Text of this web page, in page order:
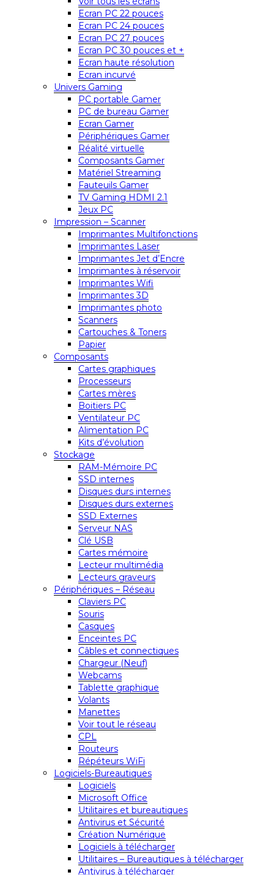
Ecran PC 22 pouces
Ecran PC 24 pouces
Ecran PC 27 pouces
Ecran PC 30 pouces et +
Ecran haute résolution
Ecran incurvé
Univers Gaming
PC portable Gamer
PC de bureau Gamer
Ecran Gamer
Périphériques Gamer
Réalité virtuelle
Composants Gamer
Matériel Streaming
Fauteuils Gamer
TV Gaming HDMI 2.1
Jeux PC
Impression – Scanner
Imprimantes Multifonctions
Imprimantes Laser
Imprimantes Jet d’Encre
Imprimantes à réservoir
Imprimantes Wifi
Imprimantes 3D
Imprimantes photo
Scanners
Cartouches & Toners
Papier
Composants
Cartes graphiques
Processeurs
Cartes mères
Boitiers PC
Ventilateur PC
Alimentation PC
Kits d’évolution
Stockage
RAM-Mémoire PC
SSD internes
Disques durs internes
Disques durs externes
SSD Externes
Serveur NAS
Clé USB
Cartes mémoire
Lecteur multimédia
Lecteurs graveurs
Périphériques – Réseau
Claviers PC
Souris
Casques
Enceintes PC
Câbles et connectiques
Chargeur (Neuf)
Webcams
Tablette graphique
Volants
Manettes
Voir tout le réseau
CPL
Routeurs
Répéteurs WiFi
Logiciels-Bureautiques
Logiciels
Microsoft Office
Utilitaires et bureautiques
Antivirus et Sécurité
Création Numérique
Logiciels à télécharger
Utilitaires – Bureautiques à télécharger
Antivirus à télécharger